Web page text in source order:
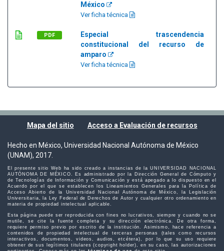
México
Ver ficha técnica
PDF
Especial trascendencia
constitucional del recurso de
amparo
Ver ficha técnica
Mapa del sitio Acceso a Evaluación de recursos
Hecho en México, Universidad Nacional Autónoma de México
(UNAM), 2017.
El presente sitio Web ha sido creado a instancias de la UNIVERSIDAD NACIONAL
AUTÓNOMA DE MÉXICO. Es administrado por la Dirección General de Cómputo y
de Tecnologías de Información y Comunicación y está apegado a lo dispuesto en el
Acuerdo por el que se establecen los Lineamientos Generales para la Política de
Acceso Abierto de la Universidad Nacional Autónoma de México, la Legislación
Universitaria, la Ley Federal de Derechos de Autor y cualquier otro ordenamiento en
materia de propiedad intelectual aplicable.
Esta página puede ser reproducida con fines no lucrativos, siempre y cuando no se
mutile, se cite la fuente completa y su dirección electrónica. De otra forma,
requiere permiso previo por escrito de la institución. Asimismo, hace referencia a
contenidos de propiedad intelectual de terceras personas (tales como recursos
interactivos, documentos, videos, audios, etcétera), por lo que su uso requiere
obtener de sus legítimos titulares (copyright holder), en su caso, las autorizaciones